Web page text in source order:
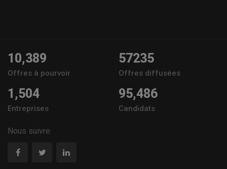
10,389
Offres à pourvoir
57235
Offres diffusées
1,504
Entreprises
95,486
Candidats
Nous suivre